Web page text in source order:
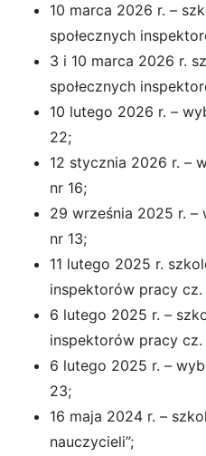
10 marca 2026 r. –
społecznych
3 i 10 marca 2026 r.
społecznych
10 lutego 2026 r. –
22;
12 stycznia 2026 r. –
nr 16;
29 września 2025 r. –
nr 13;
11 lutego 2025 r.
inspektorów pracy cz.
6 lutego 2025 r. –
inspektorów pracy cz.
6 lutego 2025 r. –
23;
16 maja 2024 r. –
nauczycieli”;